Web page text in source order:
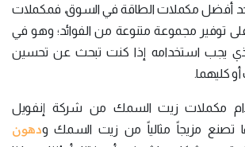
أفضل مكملات الطاقة في السوق، فمكملات
توفير مجموعة متنوعة من الفوائد؛ وهو في
يجب استخدامه إذا كنت تبحث عن تحسين
كليهما.
مكملات زيت السمك من شركة إنفويل
دهون